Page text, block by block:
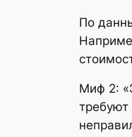
По
Миф 2: